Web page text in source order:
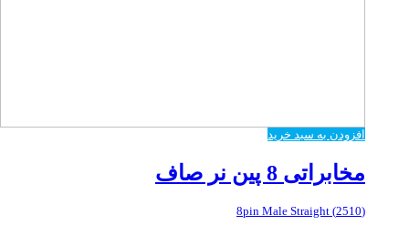
افزودن به سبد خرید
مخابراتی 8 پین نر صاف
(2510) 8pin Male Straight